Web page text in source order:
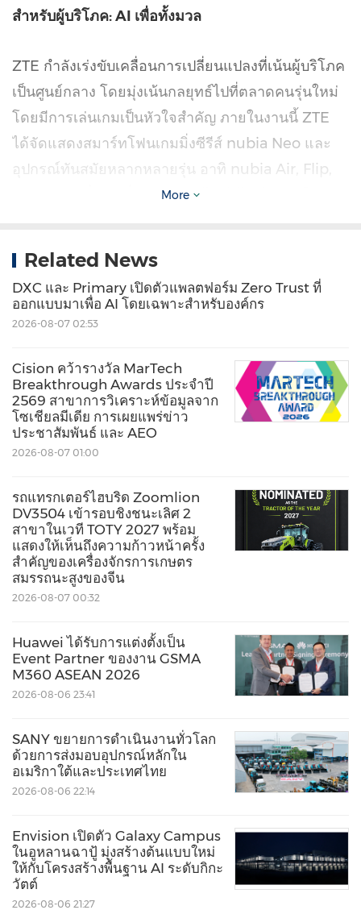
สำหรับผู้บริโภค:AI เพื่อทั้งมวล
ZTE กำลังเร่งขับเคลื่อนการเปลี่ยนแปลงที่เน้นผู้บริโภค
เป็นศูนย์กลาง โดยมุ่งเน้นกลยุทธ์ไปที่ตลาดคนรุ่นใหม่
โดยมีการเล่นเกมเป็นหัวใจสำคัญ ภายในงานนี้ ZTE
ได้จัดแสดงสมาร์ทโฟนเกมมิ่งซีรีส์ nubia Neo และ
อุปกรณ์ทันสมัยหลากหลายรุ่น อาทิ nubia Air, Flip,
Focus และอื่น ๆ เพื่อตอบสนองไลฟ์สไตล์คนรุ่นใหม่
ก่อนหน้าในช่วงครึ่งแรกของปี 2568
ZTE นำเสนอผลิตภัณฑ์ AI ที่หลากหลาย ครอบคลุมตั้ง
อุปกรณ์สวมใส่ ZTE กำลังขยายขอบเขตการใช้งาน AI
ควบคู่ไปกับการพัฒนาความอัจฉริยะ บูธ ZTE Devices
แบ่งออกเป็นสามโซนหลัก ได้แก่ โซนสมาร์ทโฟน
สำหรับเล่นเกม โซนสมาร์ทโฟนสำหรับไลฟ์สไตล์ และ
เทคโนโลยี 5G-A และ Wi-Fi 7 ล่าสุด พร้อมเปิดตัว AI
Pet Mochi ในตลาดต่างประเทศ ซึ่งจะเป็นเพื่อนคู่ใจที่
ชาญฉลาด สร้างสรรค์ และปรับแต่งได้ตามแต่ละ
บุคคล
ZTE จะยังคงเดินหน้าพัฒนาตามกลยุทธ์ "การเชื่อมต่อ
+ การประมวลผล" ด้วยนวัตกรรมแบบครบวงจรและ
พันธมิตรระดับโลก เพื่อขับเคลื่อนความก้าวหน้าด้าน
ระบบนิเวศ และอุปกรณ์ต่าง ๆ เพื่อขับเคลื่อนการพัฒนา
ทางเทคโนโลยีและอุตสาหกรรมต่อไป
https://www.zte.com.cn/global/about/exhibitio
n/zte_summit_2025.html
More
Related News
DXC และ Primary เปิดตัวแพลตฟอร์ม Zero Trust ที่
ออกแบบมาเพื่อ AI โดยเฉพาะสำหรับองค์กร
2026-08-07 02:53
Cision คว้ารางวัล MarTech
Breakthrough Awards ประจำปี
2569 สาขาการวิเคราะห์ข้อมูลจาก
โซเชียลมีเดีย การเผยแพร่ข่าว
ประชาสัมพันธ์ และ AEO
2026-08-07 01:00
รถแทรกเตอร์ไฮบริด Zoomlion
DV3504 เข้ารอบชิงชนะเลิศ 2
สาขาในเวที TOTY 2027 พร้อม
แสดงให้เห็นถึงความก้าวหน้าครั้ง
สำคัญของเครื่องจักรการเกษตร
สมรรถนะสูงของจีน
2026-08-07 00:32
Huawei ได้รับการแต่งตั้งเป็น
Event Partner ของงาน GSMA
M360 ASEAN 2026
2026-08-06 23:41
SANY ขยายการดำเนินงานทั่วโลก
ด้วยการส่งมอบอุปกรณ์หลักใน
อเมริกาใต้และประเทศไทย
2026-08-06 22:14
Envision เปิดตัว Galaxy Campus
ในอูหลานฉาปู้ มุ่งสร้างต้นแบบใหม่
ให้กับโครงสร้างพื้นฐาน AI ระดับกิกะ
วัตต์
2026-08-06 21:27